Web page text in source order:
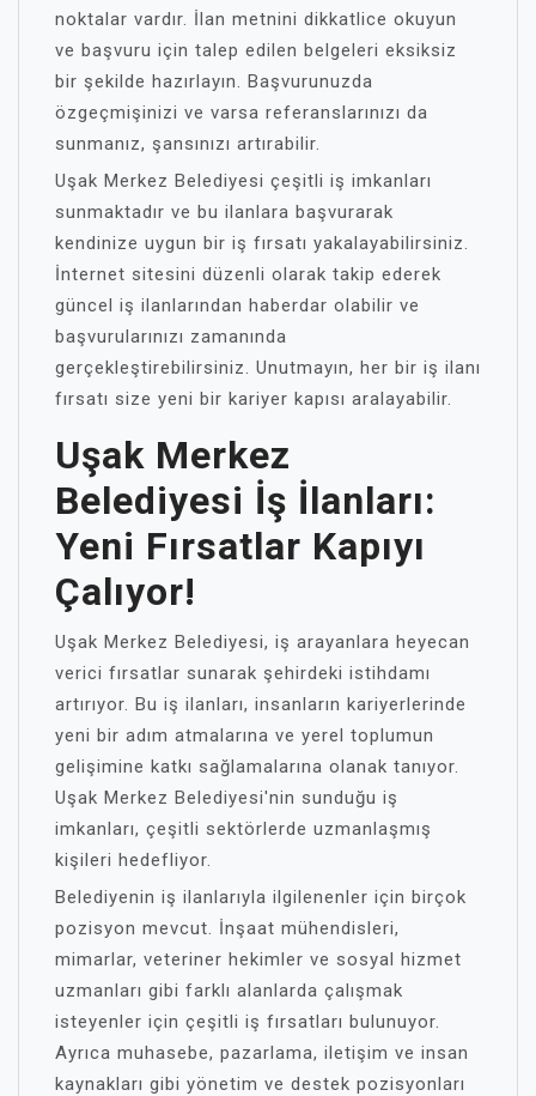
noktalar vardır. İlan metnini dikkatlice okuyun
ve başvuru için talep edilen belgeleri eksiksiz
bir şekilde hazırlayın. Başvurunuzda
özgeçmişinizi ve varsa referanslarınızı da
sunmanız, şansınızı artırabilir.
Uşak Merkez Belediyesi çeşitli iş imkanları
sunmaktadır ve bu ilanlara başvurarak
kendinize uygun bir iş fırsatı yakalayabilirsiniz.
İnternet sitesini düzenli olarak takip ederek
güncel iş ilanlarından haberdar olabilir ve
başvurularınızı zamanında
gerçekleştirebilirsiniz. Unutmayın, her bir iş ilanı
fırsatı size yeni bir kariyer kapısı aralayabilir.
Uşak Merkez
Belediyesi İş İlanları:
Yeni Fırsatlar Kapıyı
Çalıyor!
Uşak Merkez Belediyesi, iş arayanlara heyecan
verici fırsatlar sunarak şehirdeki istihdamı
artırıyor. Bu iş ilanları, insanların kariyerlerinde
yeni bir adım atmalarına ve yerel toplumun
gelişimine katkı sağlamalarına olanak tanıyor.
Uşak Merkez Belediyesi'nin sunduğu iş
imkanları, çeşitli sektörlerde uzmanlaşmış
kişileri hedefliyor.
Belediyenin iş ilanlarıyla ilgilenenler için birçok
pozisyon mevcut. İnşaat mühendisleri,
mimarlar, veteriner hekimler ve sosyal hizmet
uzmanları gibi farklı alanlarda çalışmak
isteyenler için çeşitli iş fırsatları bulunuyor.
Ayrıca muhasebe, pazarlama, iletişim ve insan
kaynakları gibi yönetim ve destek pozisyonları